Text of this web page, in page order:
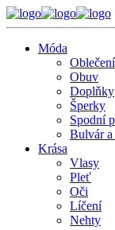
Móda
Oblečení
Obuv
Doplňky
Šperky
Spodní
Bulvár
Krása
Vlasy
Pleť
Oči
Líčení
Nehty